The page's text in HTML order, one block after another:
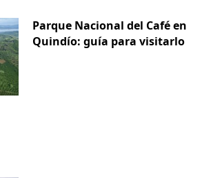
Parque Nacional del Café en
Quindío: guía para visitarlo